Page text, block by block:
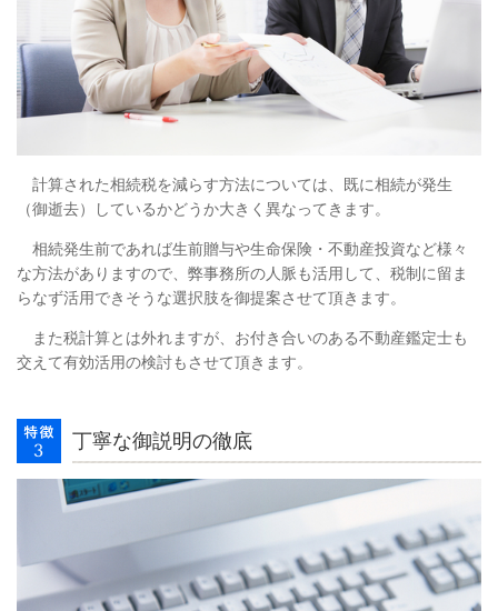
計算された相続税を減らす方法については、既に相続が発生
（御逝去）しているかどうか大きく異なってきます。
相続発生前であれば生前贈与や生命保険・不動産投資など様々
な方法がありますので、弊事務所の人脈も活用して、税制に留ま
らなず活用できそうな選択肢を御提案させて頂きます。
また税計算とは外れますが、お付き合いのある不動産鑑定士も
交えて有効活用の検討もさせて頂きます。
丁寧な御説明の徹底